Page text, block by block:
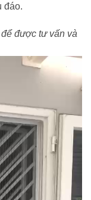
đáo.
được tư vấn và